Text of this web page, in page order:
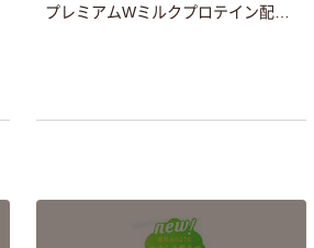
プレミアムWミルクプロテイン配合